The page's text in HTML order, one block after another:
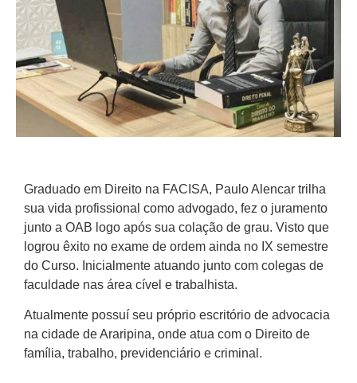
Graduado em Direito na FACISA, Paulo Alencar trilha
sua vida profissional como advogado, fez o juramento
junto a OAB logo após sua colação de grau. Visto que
logrou êxito no exame de ordem ainda no IX semestre
do Curso. Inicialmente atuando junto com colegas de
faculdade nas área cível e trabalhista.
Atualmente possuí seu próprio escritório de advocacia
na cidade de Araripina, onde atua com o Direito de
família, trabalho, previdenciário e criminal.